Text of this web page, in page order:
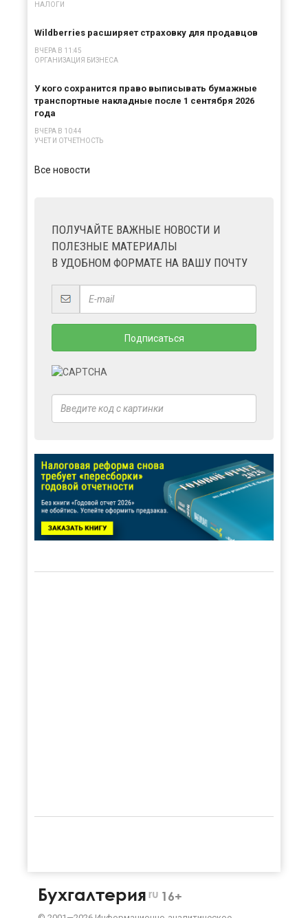
НАЛОГИ
Wildberries расширяет страховку для продавцов
ВЧЕРА В 11:45
ОРГАНИЗАЦИЯ БИЗНЕСА
У кого сохранится право выписывать бумажные
транспортные накладные после 1 сентября 2026
года
ВЧЕРА В 10:44
УЧЕТ И ОТЧЕТНОСТЬ
Все новости
ПОЛУЧАЙТЕ ВАЖНЫЕ НОВОСТИ И
ПОЛЕЗНЫЕ МАТЕРИАЛЫ
В УДОБНОМ ФОРМАТЕ НА ВАШУ ПОЧТУ
Бухгалтерия ru 16+